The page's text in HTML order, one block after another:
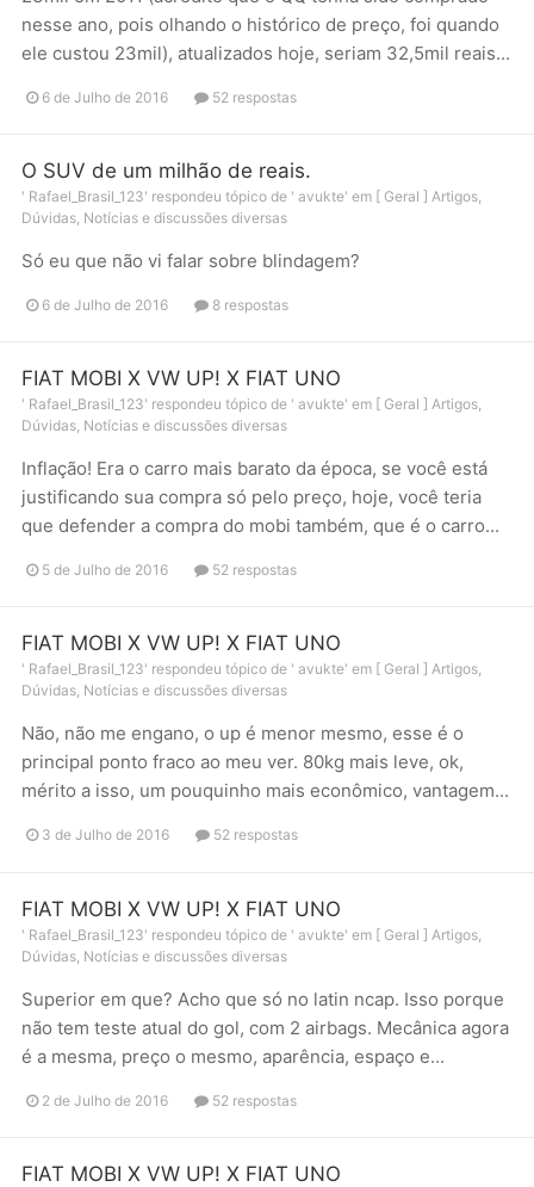
nesse ano, pois olhando o histórico de preço, foi quando
ele custou 23mil), atualizados hoje, seriam 32,5mil reais...
6 de Julho de 2016 52 respostas
O SUV de um milhão de reais.
' Rafael_Brasil_123' respondeu tópico de ' avukte' em [ Geral ] Artigos,
Dúvidas, Notícias e discussões diversas
Só eu que não vi falar sobre blindagem?
6 de Julho de 2016 8 respostas
FIAT MOBI X VW UP! X FIAT UNO
' Rafael_Brasil_123' respondeu tópico de ' avukte' em [ Geral ] Artigos,
Dúvidas, Notícias e discussões diversas
Inflação! Era o carro mais barato da época, se você está
justificando sua compra só pelo preço, hoje, você teria
que defender a compra do mobi também, que é o carro...
5 de Julho de 2016 52 respostas
FIAT MOBI X VW UP! X FIAT UNO
' Rafael_Brasil_123' respondeu tópico de ' avukte' em [ Geral ] Artigos,
Dúvidas, Notícias e discussões diversas
Não, não me engano, o up é menor mesmo, esse é o
principal ponto fraco ao meu ver. 80kg mais leve, ok,
mérito a isso, um pouquinho mais econômico, vantagem...
3 de Julho de 2016 52 respostas
FIAT MOBI X VW UP! X FIAT UNO
' Rafael_Brasil_123' respondeu tópico de ' avukte' em [ Geral ] Artigos,
Dúvidas, Notícias e discussões diversas
Superior em que? Acho que só no latin ncap. Isso porque
não tem teste atual do gol, com 2 airbags. Mecânica agora
é a mesma, preço o mesmo, aparência, espaço e...
2 de Julho de 2016 52 respostas
FIAT MOBI X VW UP! X FIAT UNO